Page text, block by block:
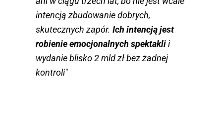
intencją zbudowanie dobrych,
skutecznych zapór. Ich intencją jest
robienie emocjonalnych spektaklii
wydanie blisko 2 mld zł bez żadnej
kontroli"